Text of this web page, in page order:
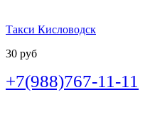
Такси Кисловодск
30 руб
+7(988)767-11-11